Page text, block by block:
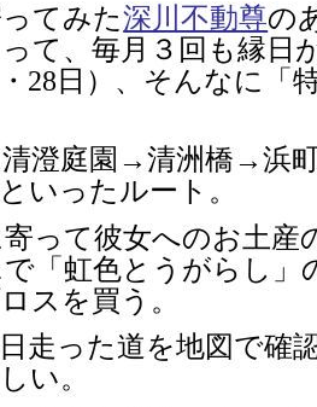
てみた深川不動尊の
て、毎月３回も縁日
・28日）、そんなに「
澄庭園→清洲橋→浜
いったルート。
って彼女へのお土産
「虹色とうがらし」
スを買う。
走った道を地図で確
い。